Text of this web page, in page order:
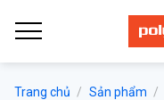
qua
Trang chủ / Sản phẩm /